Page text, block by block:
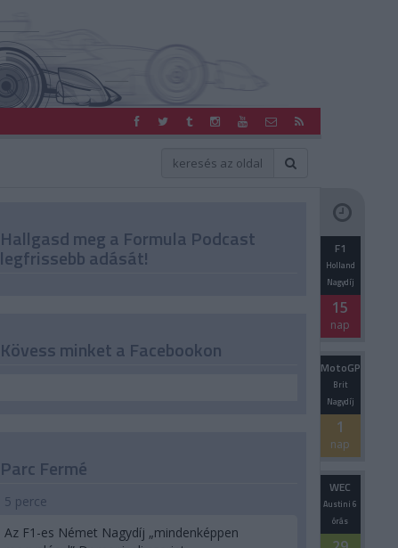
Hallgasd meg a Formula Podcast
legfrissebb adását! F1
Holland
Nagydíj
15
nap
MotoGP
Brit
Nagydíj
1
nap
WEC
Austini 6
órás
Kövess minket a Facebookon
Parc Fermé
5 perce
Az F1-es Német Nagydíj „mindenképpen